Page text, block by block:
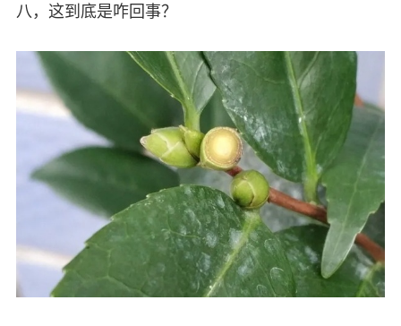
八，这到底是咋回事？